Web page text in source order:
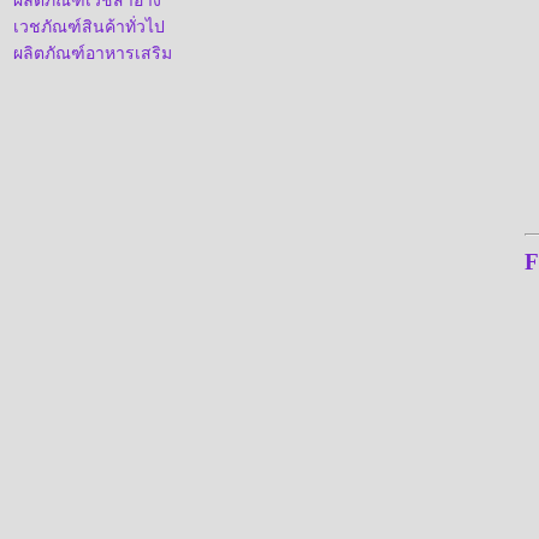
เวชภัณฑ์สินค้าทั่วไป
ผลิตภัณฑ์อาหารเสริม